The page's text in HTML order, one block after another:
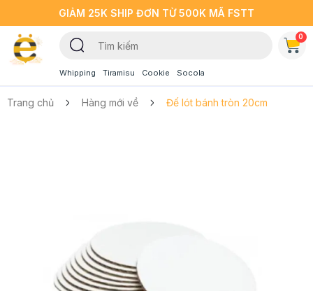
GIẢM 25K SHIP ĐƠN TỪ 500K MÃ FSTT
Whipping Tiramisu Cookie Socola
0
Trang chủ Hàng mới về Đế lót bánh tròn 20cm